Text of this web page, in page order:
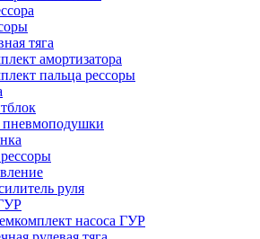
тяга
амортизатора
пальца рессоры
пневмоподушки
руля
насоса ГУР